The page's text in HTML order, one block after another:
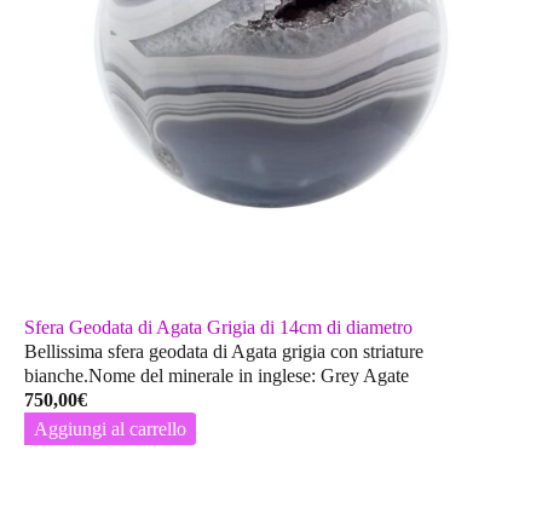
Sfera Geodata di Agata Grigia di 14cm di diametro
Bellissima sfera geodata di Agata grigia con striature
bianche.Nome del minerale in inglese: Grey Agate
750,00€
Aggiungi al carrello